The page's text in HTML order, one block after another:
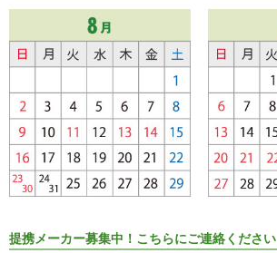
提携メーカー募集中！こちらにご連絡ください